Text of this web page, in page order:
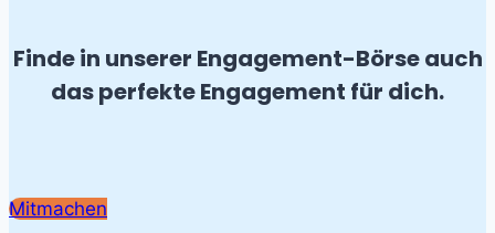
Finde in unserer Engagement-Börse auch
das perfekte Engagement für dich.
Mitmachen